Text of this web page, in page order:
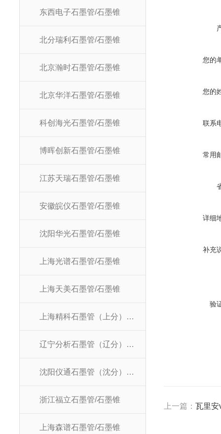
东西电子石墨管/石墨锥
北分瑞利石墨管/石墨锥
北京瀚时石墨管/石墨锥
北京华洋石墨管/石墨锥
科创海光石墨管/石墨锥
博晖创新石墨管/石墨锥
江苏天瑞石墨管/石墨锥
安徽皖仪石墨管/石墨锥
沈阳华光石墨管/石墨锥
上海光谱石墨管/石墨锥
上海天美石墨管/石墨锥
上海精科石墨管（上分）/石墨锥
辽宁分析石墨管（辽分）/石墨锥
沈阳仪通石墨管（沈分）/石墨锥
浙江福立石墨管/石墨锥
上海森谱石墨管/石墨锥
您的
您的
联系
常用
详细
补充
验
上一篇：瓦里安